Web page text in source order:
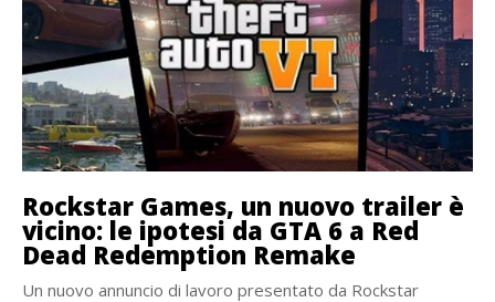
Rockstar Games, un nuovo trailer è
vicino: le ipotesi da GTA 6 a Red
Dead Redemption Remake
Un nuovo annuncio di lavoro presentato da Rockstar